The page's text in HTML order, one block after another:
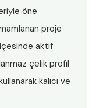
öne
proje
aktif
çelik profil
kalıcı ve